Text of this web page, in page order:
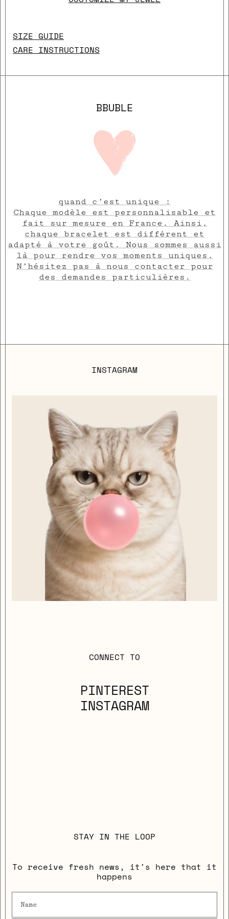
SIZE GUIDE
CARE INSTRUCTIONS
BBUBLE
quand c’est unique :
Chaque modèle est personnalisable et
fait sur mesure en France. Ainsi,
chaque bracelet est différent et
adapté à votre goût. Nous sommes aussi
là pour rendre vos moments uniques.
N’hésitez pas à nous contacter pour
des demandes particulières.
INSTAGRAM
CONNECT TO
PINTEREST
INSTAGRAM
STAY IN THE LOOP
To receive fresh news, it's here that it
happens